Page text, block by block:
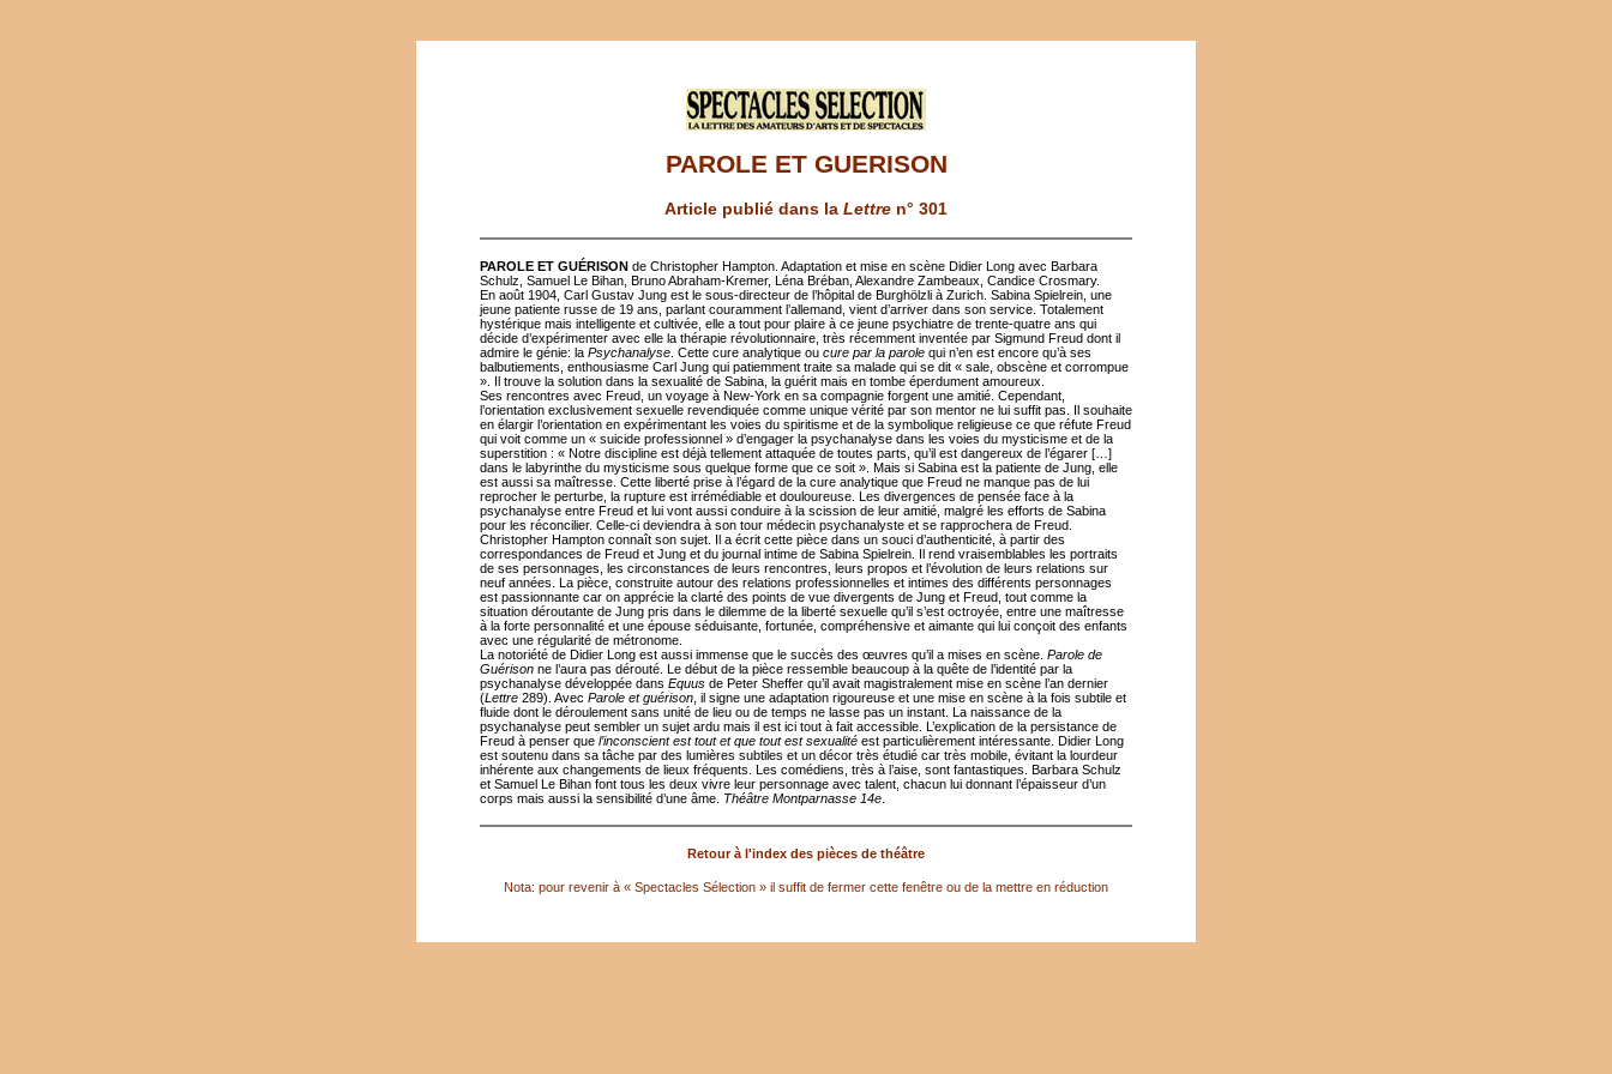
PAROLE ET GUERISON
Article publié dans la Lettre n° 301
PAROLE ET GUÉRISON de Christopher Hampton. Adaptation et mise en scène Didier Long avec Barbara
Schulz, Samuel Le Bihan, Bruno Abraham-Kremer, Léna Bréban, Alexandre Zambeaux, Candice Crosmary.
En août 1904, Carl Gustav Jung est le sous-directeur de l’hôpital de Burghölzli à Zurich. Sabina Spielrein, une
jeune patiente russe de 19 ans, parlant couramment l’allemand, vient d’arriver dans son service. Totalement
hystérique mais intelligente et cultivée, elle a tout pour plaire à ce jeune psychiatre de trente-quatre ans qui
décide d’expérimenter avec elle la thérapie révolutionnaire, très récemment inventée par Sigmund Freud dont il
admire le génie: la Psychanalyse . Cette cure analytique ou cure par la parole qui n’en est encore qu’à ses
balbutiements, enthousiasme Carl Jung qui patiemment traite sa malade qui se dit « sale, obscène et corrompue
». Il trouve la solution dans la sexualité de Sabina, la guérit mais en tombe éperdument amoureux.
Ses rencontres avec Freud, un voyage à New-York en sa compagnie forgent une amitié. Cependant,
l’orientation exclusivement sexuelle revendiquée comme unique vérité par son mentor ne lui suffit pas. Il souhaite
en élargir l’orientation en expérimentant les voies du spiritisme et de la symbolique religieuse ce que réfute Freud
qui voit comme un « suicide professionnel » d’engager la psychanalyse dans les voies du mysticisme et de la
superstition : « Notre discipline est déjà tellement attaquée de toutes parts, qu’il est dangereux de l’égarer […]
dans le labyrinthe du mysticisme sous quelque forme que ce soit ». Mais si Sabina est la patiente de Jung, elle
est aussi sa maîtresse. Cette liberté prise à l’égard de la cure analytique que Freud ne manque pas de lui
reprocher le perturbe, la rupture est irrémédiable et douloureuse. Les divergences de pensée face à la
psychanalyse entre Freud et lui vont aussi conduire à la scission de leur amitié, malgré les efforts de Sabina
pour les réconcilier. Celle-ci deviendra à son tour médecin psychanalyste et se rapprochera de Freud.
Christopher Hampton connaît son sujet. Il a écrit cette pièce dans un souci d’authenticité, à partir des
correspondances de Freud et Jung et du journal intime de Sabina Spielrein. Il rend vraisemblables les portraits
de ses personnages, les circonstances de leurs rencontres, leurs propos et l’évolution de leurs relations sur
neuf années. La pièce, construite autour des relations professionnelles et intimes des différents personnages
est passionnante car on apprécie la clarté des points de vue divergents de Jung et Freud, tout comme la
situation déroutante de Jung pris dans le dilemme de la liberté sexuelle qu’il s’est octroyée, entre une maîtresse
à la forte personnalité et une épouse séduisante, fortunée, compréhensive et aimante qui lui conçoit des enfants
avec une régularité de métronome.
La notoriété de Didier Long est aussi immense que le succès des œuvres qu’il a mises en scène. Parole de
Guérison ne l’aura pas dérouté. Le début de la pièce ressemble beaucoup à la quête de l’identité par la
psychanalyse développée dans Equus de Peter Sheffer qu’il avait magistralement mise en scène l’an dernier
(Lettre 289). Avec Parole et guérison , il signe une adaptation rigoureuse et une mise en scène à la fois subtile et
fluide dont le déroulement sans unité de lieu ou de temps ne lasse pas un instant. La naissance de la
psychanalyse peut sembler un sujet ardu mais il est ici tout à fait accessible. L’explication de la persistance de
Freud à penser que l’inconscient est tout et que tout est sexualité est particulièrement intéressante. Didier Long
est soutenu dans sa tâche par des lumières subtiles et un décor très étudié car très mobile, évitant la lourdeur
inhérente aux changements de lieux fréquents. Les comédiens, très à l’aise, sont fantastiques. Barbara Schulz
et Samuel Le Bihan font tous les deux vivre leur personnage avec talent, chacun lui donnant l’épaisseur d’un
corps mais aussi la sensibilité d’une âme. Théâtre Montparnasse 14e
Retour à l'index des pièces de théâtre
Nota: pour revenir à « Spectacles Sélection » il suffit de fermer cette fenêtre ou de la mettre en réduction